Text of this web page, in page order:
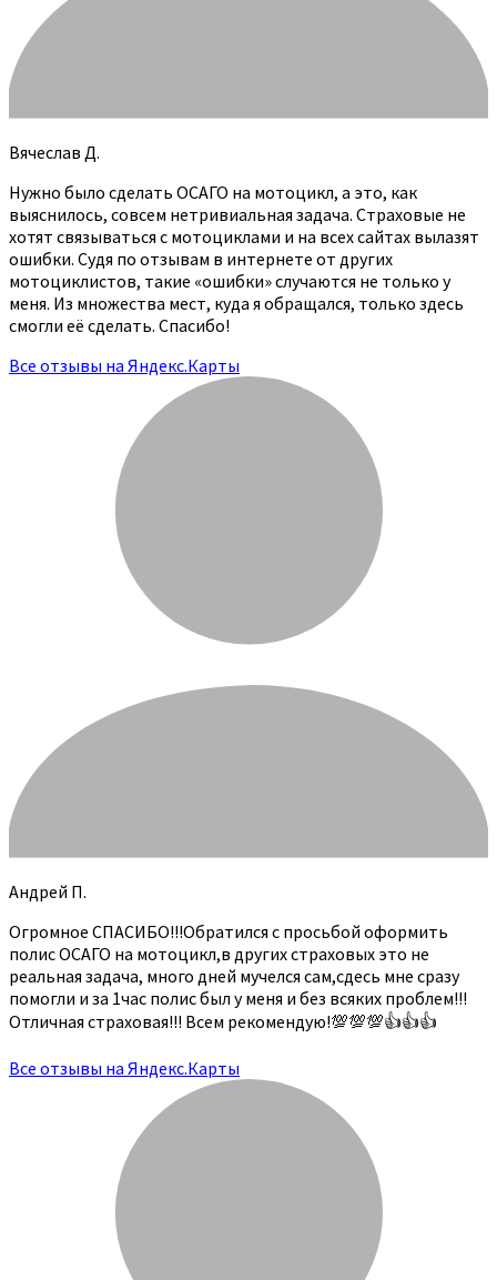
Вячеслав Д.
Нужно было сделать ОСАГО на мотоцикл, а это, как
выяснилось, совсем нетривиальная задача. Страховые не
хотят связываться с мотоциклами и на всех сайтах вылазят
ошибки. Судя по отзывам в интернете от других
мотоциклистов, такие «ошибки» случаются не только у
меня. Из множества мест, куда я обращался, только здесь
смогли её сделать. Спасибо!
Все отзывы на Яндекс.Карты
Андрей П.
Огромное СПАСИБО!!!Обратился с просьбой оформить
полис ОСАГО на мотоцикл,в других страховых это не
реальная задача, много дней мучелся сам,сдесь мне сразу
помогли и за 1час полис был у меня и без всяких проблем!!!
Отличная страховая!!! Всем рекомендую!💯💯💯👍👍👍
Все отзывы на Яндекс.Карты